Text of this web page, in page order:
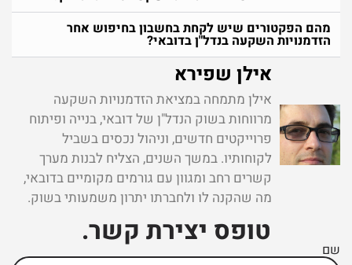
מהם הפקטורים שיש לקחת בחשבון בחיפוש אחר
הזדמנויות השקעה בנדל"ן בדובאי?
אילן שפירא
אילן מתמחה במציאת הזדמנויות השקעה
מרווחות בשוק הנדל"ן של דובאי, בנייה ופיתוח
פרוייקטים חדשים, וניהול נכסים בשביל
לקוחותיו. במשך השנים, הצליח לבנות מערך
קשרים רחב ומגוון עם גורמים מקומיים בדובאי,
מה שהקנה לו ולחברתו יתרון משמעותי בשוק.
טופס יצירת קשר ​.
שם